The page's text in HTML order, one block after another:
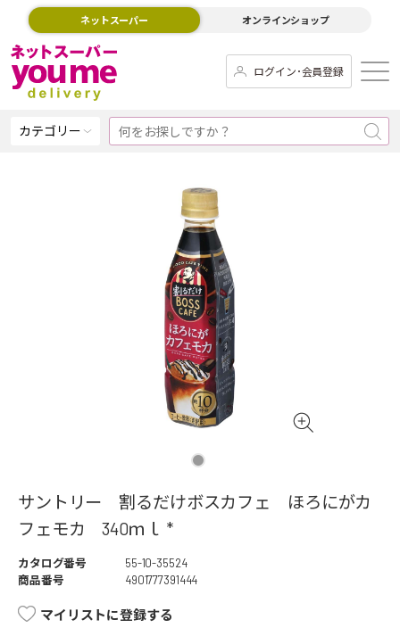
ネットスーパー オンラインショップ
ログイン･会員登録
カテゴリー
サントリー 割るだけボスカフェ ほろにがカ
フェモカ 340ｍｌ *
カタログ番号
55-10-35524
商品番号
4901777391444
マイリストに登録する